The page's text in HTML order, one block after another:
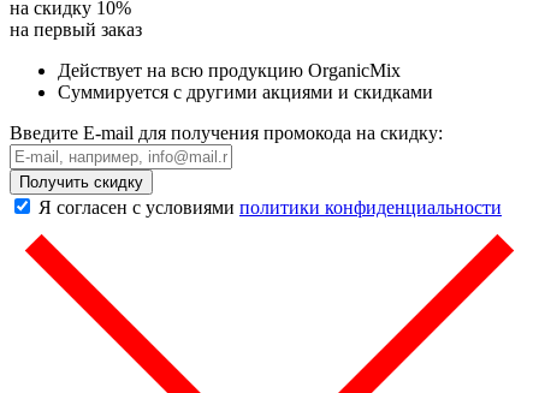
на скидку 10%
на первый заказ
Действует на всю продукцию OrganicMix
Суммируется с другими акциями и скидками
Введите E-mail для получения промокода на скидку:
Получить скидку
Я согласен с условиями политики конфиденциальности